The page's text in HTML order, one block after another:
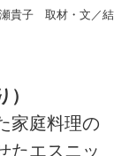
貴子 取材・文／結
家庭料理の
たエスニッ